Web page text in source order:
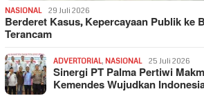
NASIONAL 29 Juli 2026
Berderet Kasus, Kepercayaan Publik ke
Terancam
ADVERTORIAL, NASIONAL 25 Juli 2026
Sinergi PT Palma Pertiwi
Kemendes Wujudkan